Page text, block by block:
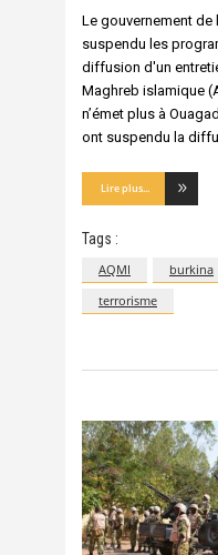
Le gouvernement de
suspendu les
diffusion d'un
Maghreb islamique
n’émet plus à
ont suspendu la
Lire plus...
Tags :
AQMI burkina
terrorisme